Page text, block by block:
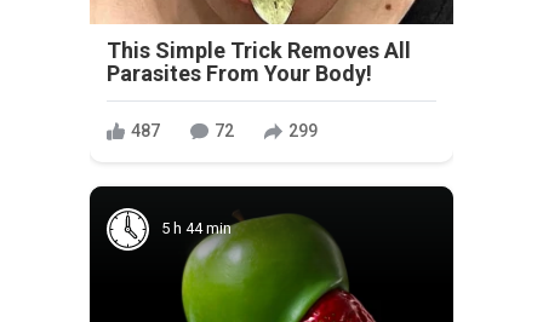
This Simple Trick Removes All
Parasites From Your Body!
487 72 299
5 h 44 min